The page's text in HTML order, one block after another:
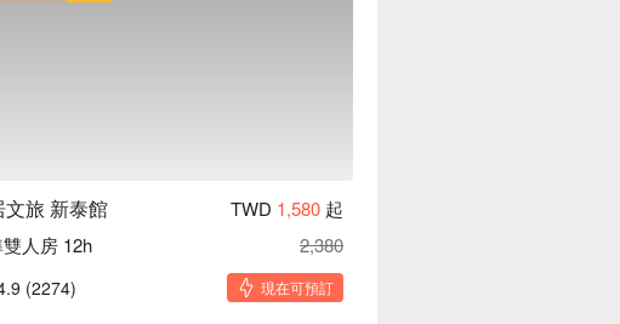
文旅 新泰館 TWD 1,580 起
人房 12h
2,380
(2274) 現在可預訂